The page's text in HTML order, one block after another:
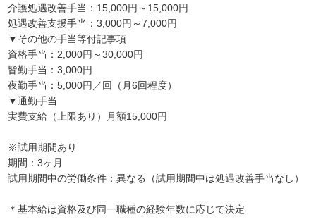
介護処遇改善手当：15,000円～15,000円
処遇改善支援手当：3,000円～7,000円
▼その他の手当等付記事項
資格手当：2,000円～30,000円
皆勤手当：3,000円
夜勤手当：5,000円／回（月6回程度）
▼通勤手当
実費支給（上限あり）月額15,000円
※試用期間あり
期間：3ヶ月
試用期間中の労働条件：異なる（試用期間中は処遇改善手当なし）
＊基本給は資格及び同一職種の経験年数に応じて決定